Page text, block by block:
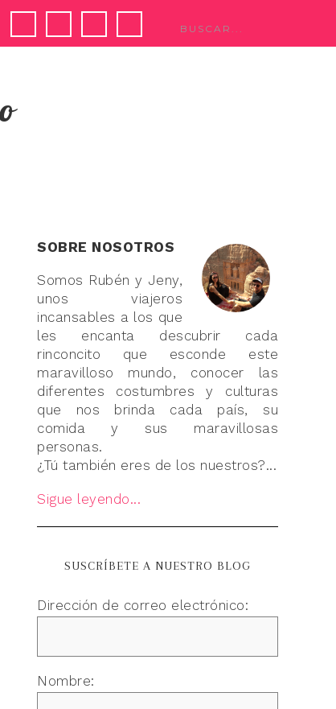
SOBRE NOSOTROS
Somos Rubén y Jeny,
unos viajeros
incansables a los que
les encanta descubrir cada
rinconcito que esconde este
maravilloso mundo, conocer las
diferentes costumbres y culturas
que nos brinda cada país, su
comida y sus maravillosas
personas.
¿Tú también eres de los nuestros?...
Sigue leyendo...
SUSCRÍBETE A NUESTRO BLOG
Dirección de correo electrónico:
Nombre: